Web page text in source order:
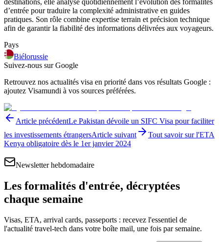
destinations, elle analyse quotidiennement l’évolution des formalités
d’entrée pour traduire la complexité administrative en guides
pratiques. Son rôle combine expertise terrain et précision technique
afin de garantir la fiabilité des informations délivrées aux voyageurs.
Pays
Biélorussie
Suivez-nous sur Google
Retrouvez nos actualités visa en priorité dans vos résultats Google :
ajoutez Visamundi à vos sources préférées.
Article précédentLe Pakistan dévoile un SIFC Visa pour faciliter
les investissements étrangersArticle suivant
Tout savoir sur l'ETA
Kenya obligatoire dès le 1er janvier 2024
Newsletter hebdomadaire
Les formalités d'entrée, décryptées
chaque semaine
Visas, ETA, arrival cards, passeports : recevez l'essentiel de
l'actualité travel-tech dans votre boîte mail, une fois par semaine.